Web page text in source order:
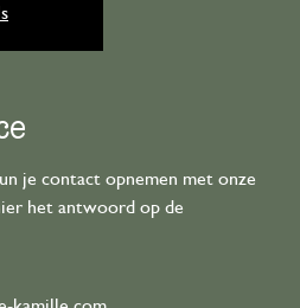
je contact opnemen met onze
het antwoord op de